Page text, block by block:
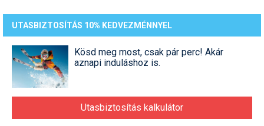
UTASBIZTOSÍTÁS 10% KEDVEZMÉNNYEL
Kösd meg most, csak pár perc! Akár
aznapi induláshoz is.
Utasbiztosítás kalkulátor